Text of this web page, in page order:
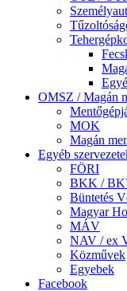
OMSZ / Magán
MOK
Magán
Egyéb
FÖRI
BKK /
Büntetés
Magyar
MÁV
NAV / ex
Közművek
Egyebek
Facebook